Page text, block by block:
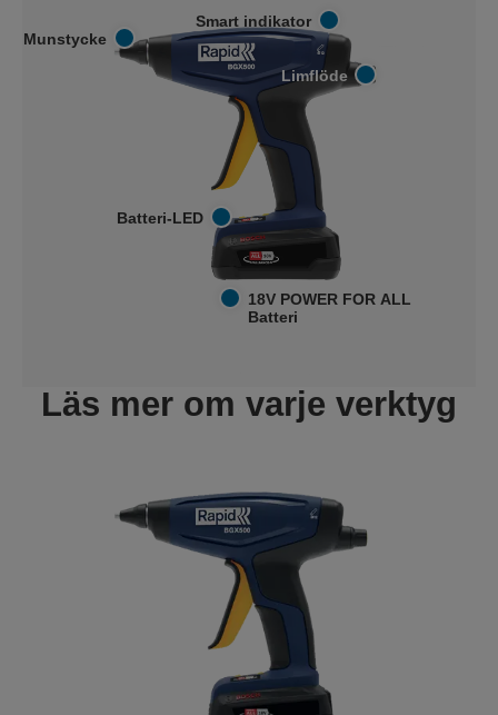
Limflöde
Smart indikator
Batteri-LED
Munstycke
18V POWER FOR ALL
Batteri
Läs mer om varje verktyg